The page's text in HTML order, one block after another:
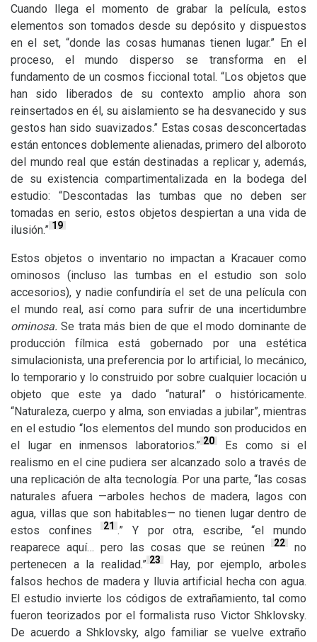
Cuando llega el momento de grabar la película, estos
elementos son tomados desde su depósito y dispuestos
en el set, “donde las cosas humanas tienen lugar.” En el
proceso, el mundo disperso se transforma en el
fundamento de un cosmos ficcional total. “Los objetos que
han sido liberados de su contexto amplio ahora son
reinsertados en él, su aislamiento se ha desvanecido y sus
gestos han sido suavizados.” Estas cosas desconcertadas
están entonces doblemente alienadas, primero del alboroto
del mundo real que están destinadas a replicar y, además,
de su existencia compartimentalizada en la bodega del
estudio: “Descontadas las tumbas que no deben ser
tomadas en serio, estos objetos despiertan a una vida de
ilusión.” 19
Estos objetos o inventario no impactan a Kracauer como
ominosos (incluso las tumbas en el estudio son solo
accesorios), y nadie confundiría el set de una película con
el mundo real, así como para sufrir de una incertidumbre
ominosa.Se trata más bien de que el modo dominante de
producción fílmica está gobernado por una estética
simulacionista, una preferencia por lo artificial, lo mecánico,
lo temporario y lo construido por sobre cualquier locación u
objeto que este ya dado “natural” o históricamente.
“Naturaleza, cuerpo y alma, son enviadas a jubilar”, mientras
en el estudio “los elementos del mundo son producidos en
el lugar en inmensos laboratorios.” 20
Es como si el
realismo en el cine pudiera ser alcanzado solo a través de
una replicación de alta tecnología. Por una parte, “las cosas
naturales afuera —arboles hechos de madera, lagos con
agua, villas que son habitables— no tienen lugar dentro de
estos confines 21 .” Y por otra, escribe, “el mundo
reaparece aquí… pero las cosas que se reúnen
22
no
pertenecen a la realidad.” 23 Hay, por ejemplo, arboles
falsos hechos de madera y lluvia artificial hecha con agua.
El estudio invierte los códigos de extrañamiento, tal como
fueron teorizados por el formalista ruso Victor Shklovsky.
De acuerdo a Shklovsky, algo familiar se vuelve extraño